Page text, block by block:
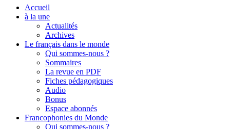
Accueil
à la une
Actualités
Archives
Le français dans le monde
Qui sommes-nous ?
Sommaires
La revue en PDF
Fiches pédagogiques
Audio
Bonus
Espace abonnés
Francophonies du Monde
Qui sommes-nous ?